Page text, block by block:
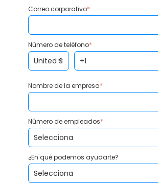
Correo corporativo*
Número de teléfono*
Nombre de la empresa*
Número de empleados*
¿En qué podemos ayudarte?